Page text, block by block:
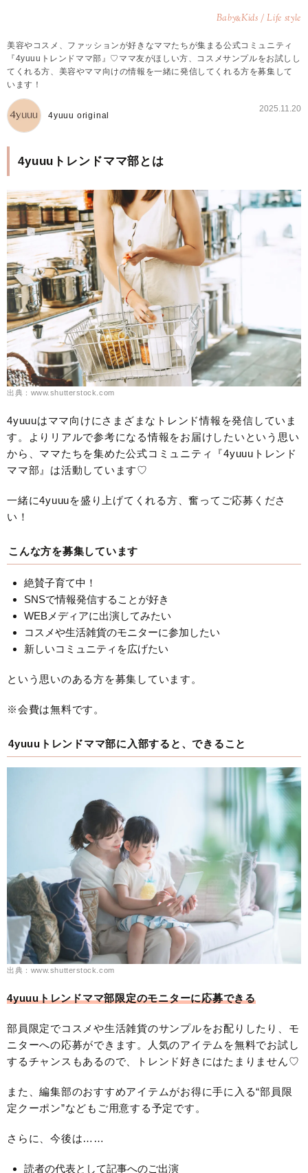
Baby&Kids / Life style
美容やコスメ、ファッションが好きなママたちが集まる公式コミュニティ
『4yuuuトレンドママ部』♡ママ友がほしい方、コスメサンプルをお試しし
てくれる方、美容やママ向けの情報を一緒に発信してくれる方を募集して
います！
4yuuu original
2025.11.20
4yuuuトレンドママ部とは
出典：www.shutterstock.com
4yuuuはママ向けにさまざまなトレンド情報を発信していま
す。よりリアルで参考になる情報をお届けしたいという思い
から、ママたちを集めた公式コミュニティ『4yuuuトレンド
ママ部』は活動しています♡
一緒に4yuuuを盛り上げてくれる方、奮ってご応募くださ
い！
こんな方を募集しています
絶賛子育て中！
SNSで情報発信することが好き
WEBメディアに出演してみたい
コスメや生活雑貨のモニターに参加したい
新しいコミュニティを広げたい
という思いのある方を募集しています。
※会費は無料です。
4yuuuトレンドママ部に入部すると、できること
出典：www.shutterstock.com
4yuuuトレンドママ部限定のモニターに応募できる
部員限定でコスメや生活雑貨のサンプルをお配りしたり、モ
ニターへの応募ができます。人気のアイテムを無料でお試し
するチャンスもあるので、トレンド好きにはたまりません♡
また、編集部のおすすめアイテムがお得に手に入る“部員限
定クーポン”などもご用意する予定です。
さらに、今後は……
読者の代表として記事へのご出演